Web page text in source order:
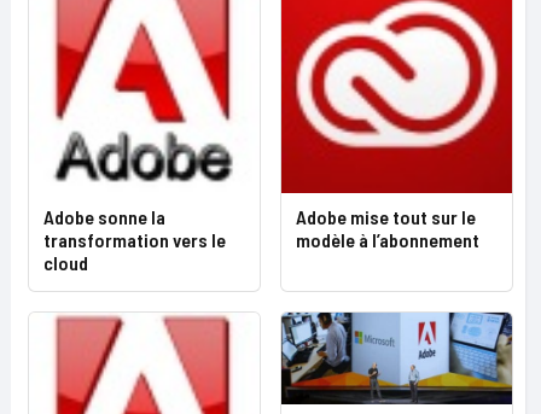
Adobe sonne la
transformation vers le
cloud
Adobe mise tout sur le
modèle à l’abonnement